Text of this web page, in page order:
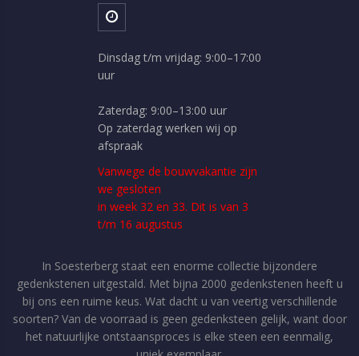
Dinsdag t/m vrijdag: 9:00–17:00
uur
Zaterdag: 9:00–13:00 uur
Op zaterdag werken wij op
afspraak
Vanwege de bouwvakantie zijn
we gesloten
in week 32 en 33. Dit is van 3
t/m 16 augustus
In Soesterberg staat een enorme collectie bijzondere
gedenkstenen uitgestald. Met bijna 2000 gedenkstenen heeft u
bij ons een ruime keus. Wat dacht u van veertig verschillende
soorten? Van de voorraad is geen gedenksteen gelijk, want door
het natuurlijke ontstaansproces is elke steen een eenmalig,